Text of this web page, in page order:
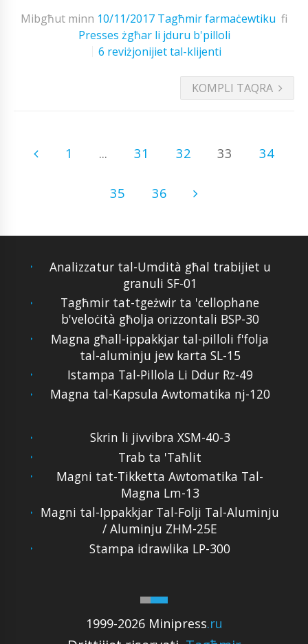
Mibgħut minn 10/11/2017 Tagħmir farmaċewtiku fi
Presses żgħar li jduru b'pilloli
6 reviżjonijiet tal-klijenti
KOMPLI TAQRA
1 ... 31 32 33 34
35 36
Analizzatur tal-Umdità għal trabijiet u
granuli SF-01
Tagħmir tat-tgeżwir ta 'cellophane
b'veloċità għolja orizzontali BSP-30
Magna għall-ippakkjar tal-pilloli f'folja
tal-aluminju jew karta SL-15
Istampa Tal-Pillola Li Ddur Rz-49
Magna tal-Kapsula Awtomatika nj-120
1999-2026 Minipress.ru
Skrin li jivvibra XSM-40-3
Trab ta 'Taħlit
Magni tat-Tikketta Awtomatika Tal-
Magna Lm-13
Magni tal-Ippakkjar Tal-Folji Tal-Aluminju
/ Aluminju ZHM-25E
Stampa idrawlika LP-300